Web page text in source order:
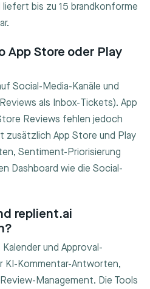
bis zu 15 brandkonforme
Store oder Play
Social-Media-Kanäle und
als Inbox-Tickets). App
Reviews fehlen jedoch
zusätzlich App Store und Play
Sentiment-Priorisierung
Dashboard wie die Social-
replient.ai
und Approval-
KI-Kommentar-Antworten,
Management. Die Tools